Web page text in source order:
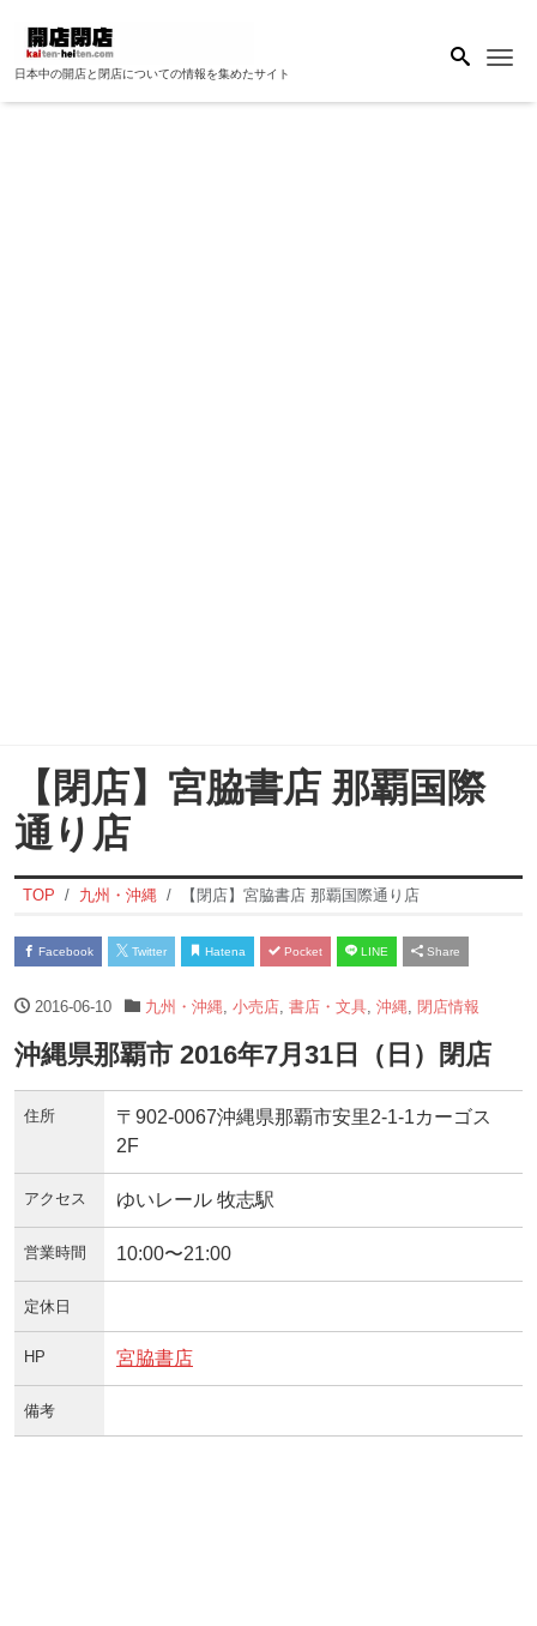
日本中の開店と閉店についての情報を集めたサイト
【閉店】宮脇書店 那覇国際
通り店
TOP 九州・沖縄 【閉店】宮脇書店 那覇国際通り店
Facebook Twitter Hatena Pocket LINE Share
2016-06-10 九州・沖縄 小売店, 書店・文具, 沖縄 閉店情報
沖縄県那覇市 2016年7月31日（日）閉店
住所
〒902-0067沖縄県那覇市安里2-1-1カーゴス
2F
アクセス ゆいレール 牧志駅
営業時間 10:00〜21:00
定休日
HP 宮脇書店
備考